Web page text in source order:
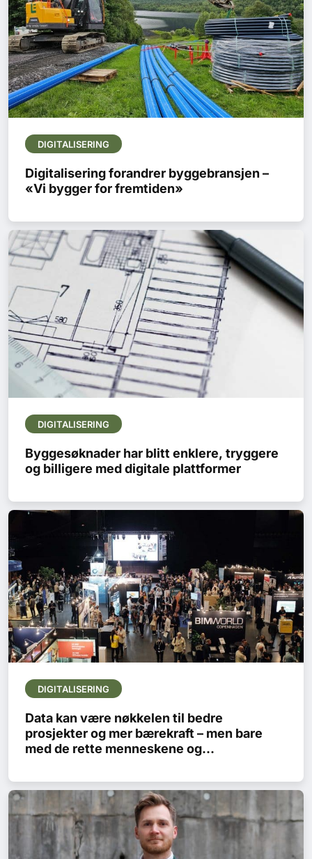
DIGITALISERING
Digitalisering forandrer byggebransjen –
«Vi bygger for fremtiden»
DIGITALISERING
Byggesøknader har blitt enklere, tryggere
og billigere med digitale plattformer
DIGITALISERING
Data kan være nøkkelen til bedre
prosjekter og mer bærekraft – men bare
med de rette menneskene og